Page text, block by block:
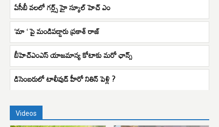
ఏసీబీ వలలో గర్ల్స్ హై స్కూల్ హెచ్ ఎం
‘మా ‘ పై మండిపడ్డారు ప్రకాశ్ రాజ్
బీహెచ్ఎంఎస్ యాజమాన్య కోటాకు మరో ఛాన్స్
డిసెంబరులో టాలీవుడ్ హీరో నితిన్ పెళ్లి ?
Videos